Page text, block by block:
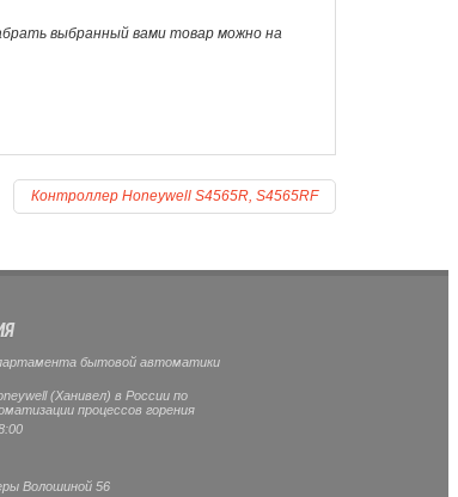
выбранный вами товар можно на
Контроллер Honeywell S4565R, S4565RF
бытовой автоматики
(Ханивел) в России по
процессов горения
Волошиной 56